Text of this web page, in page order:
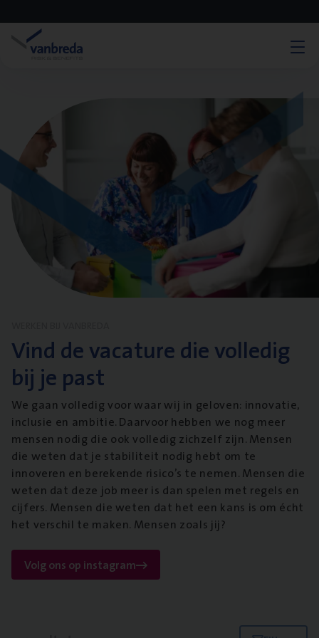
Vind de vacature die volledig
bij je past
We gaan volledig voor waar wij in geloven: innovatie,
inclusie en ambitie. Daarvoor hebben we nog meer
mensen nodig die ook volledig zichzelf zijn. Mensen
die weten dat je stabiliteit nodig hebt om te
innoveren en berekende risico’s te nemen. Mensen die
weten dat deze job meer is dan spelen met regels en
cijfers. Mensen die weten dat het een kans is om écht
het verschil te maken. Mensen zoals jij?
Volg ons op instagram